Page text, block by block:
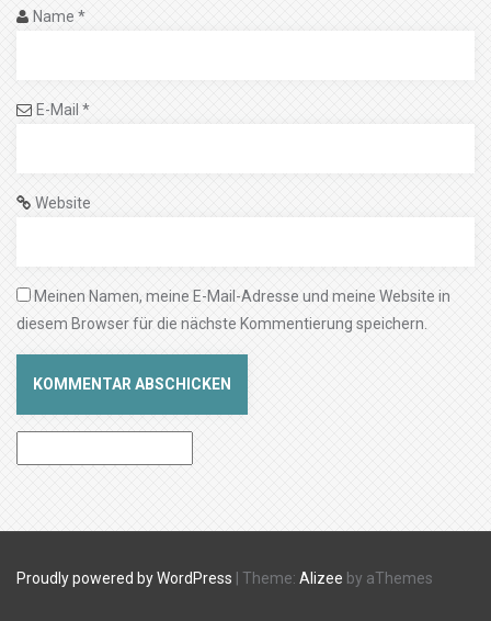
Name *
E-Mail *
Website
Meinen Namen, meine E-Mail-Adresse und meine Website in
diesem Browser für die nächste Kommentierung speichern.
Proudly powered by WordPress Theme: Alizee by aThemes